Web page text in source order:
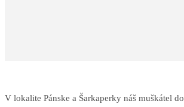
V lokalite Pánske a Šarkaperky náš muškátel